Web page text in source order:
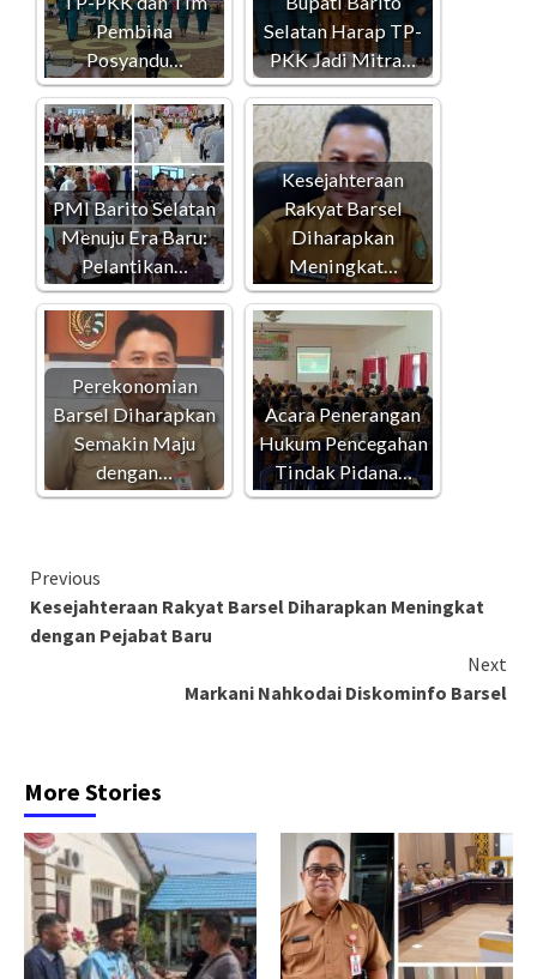
Pembina
Posyandu…
Selatan Harap TP-
PKK Jadi Mitra…
PMI Barito Selatan
Menuju Era Baru:
Pelantikan…
Kesejahteraan
Rakyat Barsel
Diharapkan
Meningkat…
Perekonomian
Barsel Diharapkan
Semakin Maju
dengan…
Acara Penerangan
Hukum Pencegahan
Tindak Pidana…
Continue
Reading
Previous
Kesejahteraan Rakyat Barsel Diharapkan Meningkat
dengan Pejabat Baru
Next
Markani Nahkodai Diskominfo Barsel
More Stories